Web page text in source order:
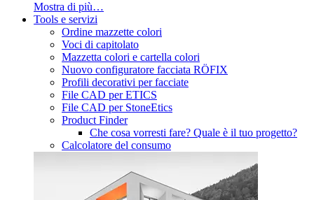
Mostra di più…
Tools e servizi
Ordine mazzette colori
Voci di capitolato
Mazzetta colori e cartella colori
Nuovo configuratore facciata RÖFIX
Profili decorativi per facciate
File CAD per ETICS
File CAD per StoneEtics
Product Finder
Che cosa vorresti fare? Quale è il tuo progetto?
Calcolatore del consumo